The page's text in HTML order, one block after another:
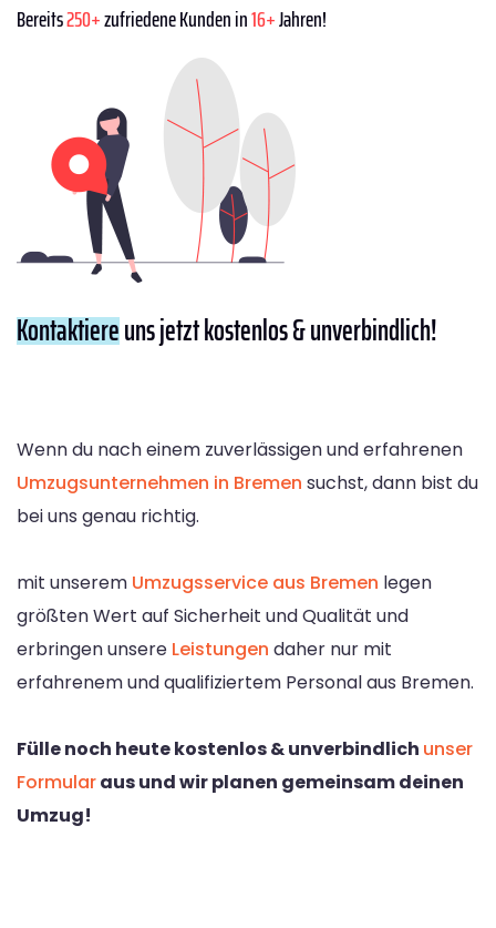
Bereits250+zufriedene Kunden in16+Jahren!
Kontaktiereuns jetzt kostenlos & unverbindlich!
Wenn du nach einem zuverlässigen und erfahrenen
Umzugsunternehmen in Bremen suchst, dann bist du
bei uns genau richtig.
mit unserem Umzugsservice aus Bremen legen
größten Wert auf Sicherheit und Qualität und
erbringen unsere Leistungen daher nur mit
erfahrenem und qualifiziertem Personal aus Bremen.
Fülle noch heute kostenlos & unverbindlich unser
Formularaus und wir planen gemeinsam deinen
Umzug!